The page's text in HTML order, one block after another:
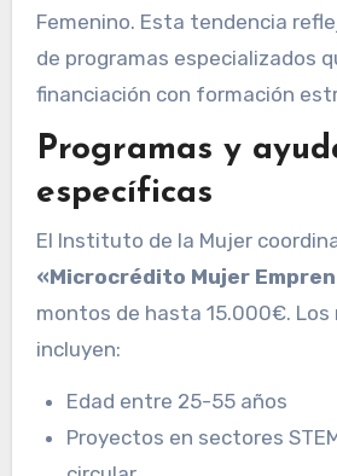
Femenino. Esta tendencia
de programas especializados
financiación con formación
Programas y
específicas
El Instituto de la Mujer
«Microcrédito Mujer
montos de hasta 15.000€.
incluyen:
Edad entre 25-55 años
Proyectos en sectores